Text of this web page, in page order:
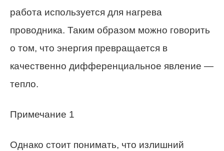
работа используется для нагрева
проводника. Таким образом можно говорить
о том, что энергия превращается в
качественно дифференциальное явление —
тепло.
Примечание 1
Однако стоит понимать, что излишний